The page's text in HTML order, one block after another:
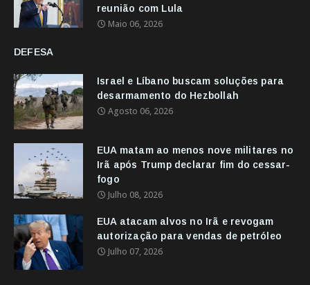
reunião com Lula
Maio 06, 2026
DEFESA
Israel e Líbano buscam soluções para
desarmamento do Hezbollah
Agosto 06, 2026
EUA matam ao menos nove militares no
Irã após Trump declarar fim do cessar-
fogo
Julho 08, 2026
EUA atacam alvos no Irã e revogam
autorização para vendas de petróleo
Julho 07, 2026